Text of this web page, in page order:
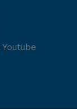
Youtube